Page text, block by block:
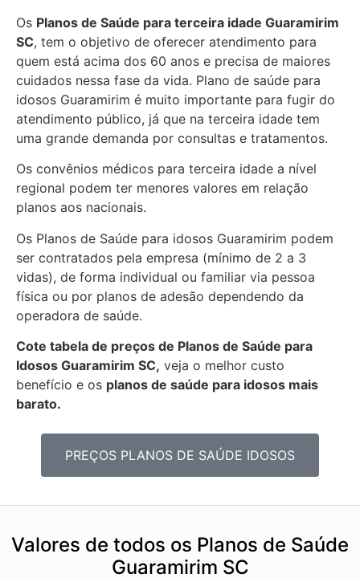
Os Planos de Saúde para terceira idade Guaramirim
SC, tem o objetivo de oferecer atendimento para
quem está acima dos 60 anos e precisa de maiores
cuidados nessa fase da vida. Plano de saúde para
idosos Guaramirim é muito importante para fugir do
atendimento público, já que na terceira idade tem
uma grande demanda por consultas e tratamentos.
Os convênios médicos para terceira idade a nível
regional podem ter menores valores em relação
planos aos nacionais.
Os Planos de Saúde para idosos Guaramirim podem
ser contratados pela empresa (mínimo de 2 a 3
vidas), de forma individual ou familiar via pessoa
física ou por planos de adesão dependendo da
operadora de saúde.
Cote tabela de preços de Planos de Saúde para
Idosos Guaramirim SC, veja o melhor custo
benefício e os planos de saúde para idosos mais
barato.
PREÇOS PLANOS DE SAÚDE IDOSOS
Valores de todos os Planos de Saúde
Guaramirim SC